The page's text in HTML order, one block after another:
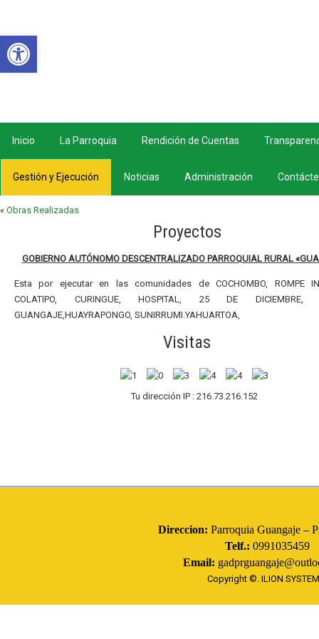
Inicio La Parroquia Rendición de Cuentas
Gestión y Ejecución Noticias Administración
« Obras Realizadas
Proyectos
GOBIERNO AUTÓNOMO DESCENTRALIZADO PARROQUIAL RURAL
Esta por ejecutar en las comunidades de COCHOMBO, ROMPE
COLATIPO, CURINGUE, HOSPITAL, 25 DE DICIEMBRE,
GUANGAJE,HUAYRAPONGO, SUNIRRUMI.YAHUARTOA,
Visitas
Tu dirección IP : 216.73.216.152
Direccion: Parroquia Guangaje –
Telf.: 0991035459
Email:
Copyright ©. ILION
Abrir barra de herramientas